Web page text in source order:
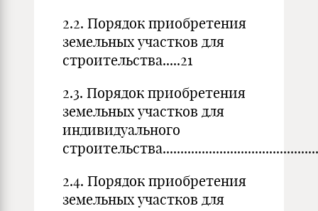
2.2. Порядок приобретения
земельных участков для
строительства.....21
2.3. Порядок приобретения
земельных участков для
индивидуального
2.4. Порядок приобретения
земельных участков для